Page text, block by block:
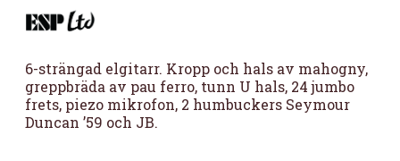
6-strängad elgitarr. Kropp och hals av mahogny,
greppbräda av pau ferro, tunn U hals, 24 jumbo
frets, piezo mikrofon, 2 humbuckers Seymour
Duncan ’59 och JB.